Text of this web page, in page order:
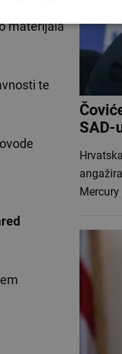
materijala
te
SAD-